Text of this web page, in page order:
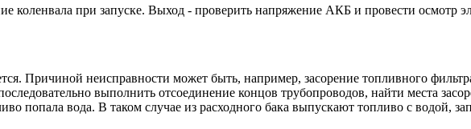
коленвала при запуске. Выход - проверить напряжение АКБ и провести осмотр
Причиной неисправности может быть, например, засорение топливного
выполнить отсоединение концов трубопроводов, найти места
попала вода. В таком случае из расходного бака выпускают топливо с водой,